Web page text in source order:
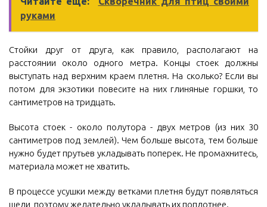
руками
Стойки друг от друга, как правило, располагают на
расстоянии около одного метра. Концы стоек должны
выступать над верхним краем плетня. На сколько? Если вы
потом для экзотики повесите на них глиняные горшки, то
сантиметров на тридцать.
Высота стоек - около полутора - двух метров (из них 30
сантиметров под землей). Чем больше высота, тем больше
нужно будет прутьев укладывать поперек. Не промахнитесь,
материала может не хватить.
В процессе усушки между ветками плетня будут появляться
щели, поэтому желательно укладывать их поплотнее.